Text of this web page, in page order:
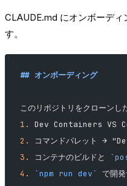
CLAUDE.md にオンボーディ
す。
## オンボーディング
このリポジトリをクローン
1.
Dev Containers VS
2.
コマンドパレット →
3.
コンテナのビルドと
4.
`npm run dev` で開